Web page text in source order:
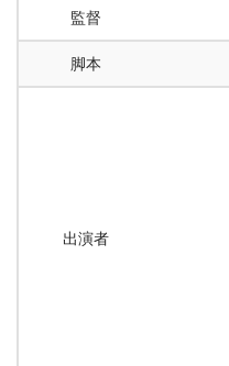
監督
脚本
出演者